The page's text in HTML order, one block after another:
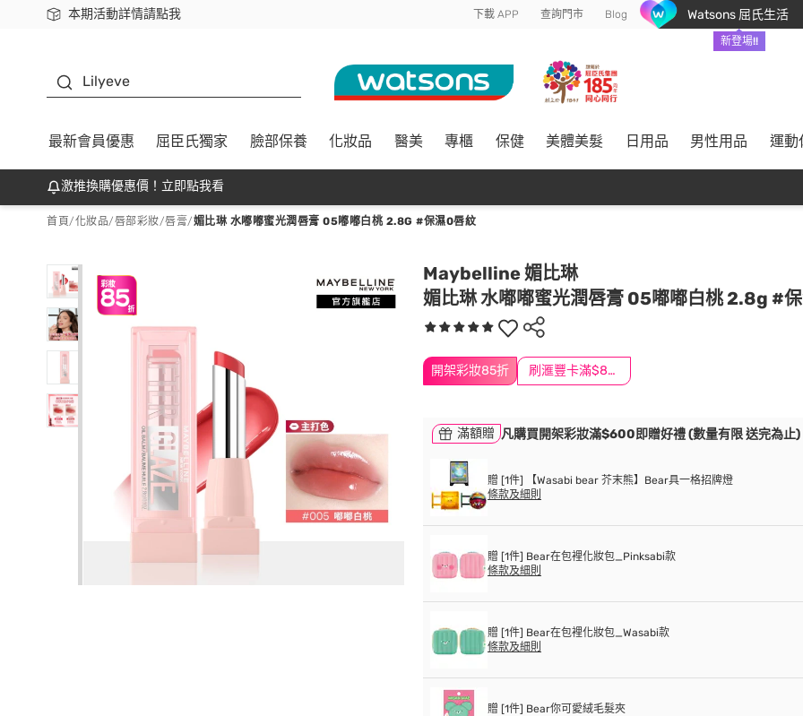
本期活動詳情請點我
下載app最高回饋$350 下載 APP 查詢門市 Blog Watsons 屈氏生活
新登場!!
Lilyeve
最新會員優惠 屈臣氏獨家 臉部保養 化妝品 醫美 專櫃 保健 美體美髮 日用品 男性用品 運動
激推換購優惠價！立即點我看
首頁/化妝品/唇部彩妝/唇膏/媚比琳 水嘟嘟蜜光潤唇膏 05嘟嘟白桃 2.8G #保濕0唇紋
Maybelline 媚比琳
媚比琳 水嘟嘟蜜光潤唇膏 05嘟嘟白桃 2.8g #
開架彩妝85折 刷滙豐卡滿$888送3萬點
滿額贈 凡購買開架彩妝滿$600即贈好禮 (數量有限 送完為止)
贈 [1件] 【Wasabi bear 芥末熊】Bear具一格招牌燈
條款及細則
贈 [1件] Bear在包裡化妝包_Pinksabi款
條款及細則
贈 [1件] Bear在包裡化妝包_Wasabi款
條款及細則
贈 [1件] Bear你可愛絨毛髮夾